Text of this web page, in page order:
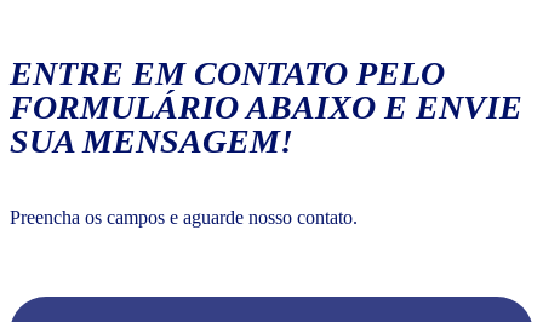
ENTRE EM CONTATO PELO
FORMULÁRIO ABAIXO E ENVIE
SUA MENSAGEM!
Preencha os campos e aguarde nosso contato.